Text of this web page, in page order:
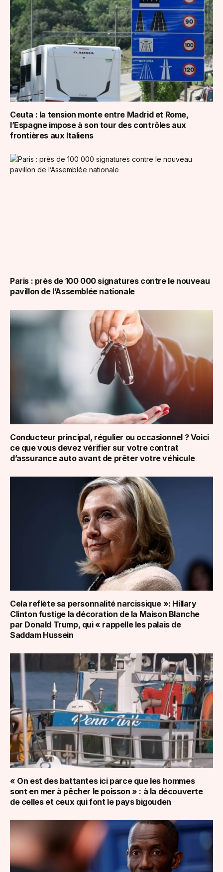
Ceuta : la tension monte entre Madrid et Rome,
l’Espagne impose à son tour des contrôles aux
frontières aux Italiens
Paris : près de 100 000 signatures contre le nouveau
pavillon de l’Assemblée nationale
Conducteur principal, régulier ou occasionnel ? Voici
ce que vous devez vérifier sur votre contrat
d’assurance auto avant de prêter votre véhicule
Cela reflète sa personnalité narcissique »: Hillary
Clinton fustige la décoration de la Maison Blanche
par Donald Trump, qui « rappelle les palais de
Saddam Hussein
« On est des battantes ici parce que les hommes
sont en mer à pêcher le poisson » : à la découverte
de celles et ceux qui font le pays bigouden